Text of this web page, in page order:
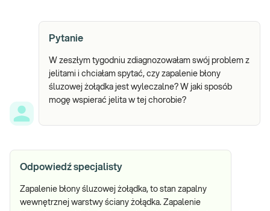
Pytanie
W zeszłym tygodniu zdiagnozowałam swój problem z
jelitami i chciałam spytać, czy zapalenie błony
śluzowej żołądka jest wyleczalne? W jaki sposób
mogę wspierać jelita w tej chorobie?
Odpowiedź specjalisty
Zapalenie błony śluzowej żołądka, to stan zapalny
wewnętrznej warstwy ściany żołądka. Zapalenie